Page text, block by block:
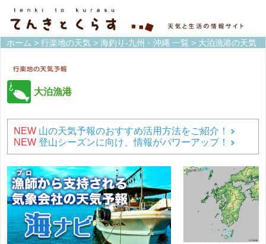
ホーム > 行楽地の天気 > 海釣り-九州・沖縄 一覧 > 大泊漁港の天気
大泊漁港
NEW 山の天気予報のおすすめ活用方法をご紹介！
NEW 登山シーズンに向け、情報がパワーアップ！